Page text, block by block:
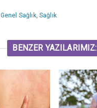
Genel Sağlık, Sağlık
BENZER YAZILARIMIZ: